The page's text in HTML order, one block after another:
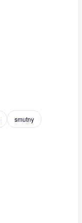
smutny